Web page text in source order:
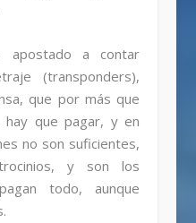
apostado a contar
(transponders),
que por más que
que pagar, y en
no son suficientes,
y son los
todo, aunque